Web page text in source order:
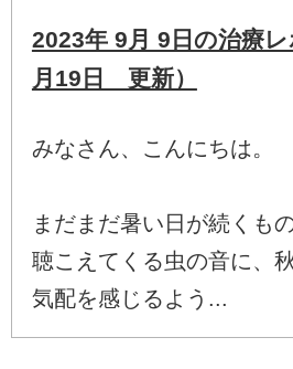
2023年 9月 9日の治療
月19日 更新）
みなさん、こんにちは。
まだまだ暑い日が続くもの
聴こえてくる虫の音に、
気配を感じるよう...